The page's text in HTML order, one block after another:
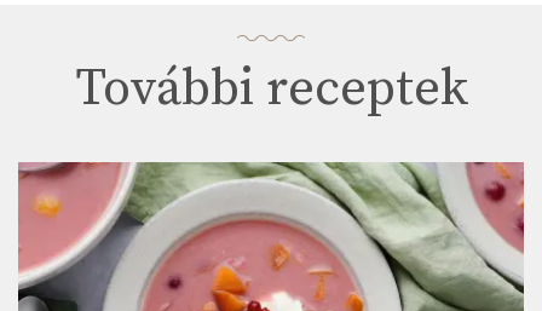
További receptek